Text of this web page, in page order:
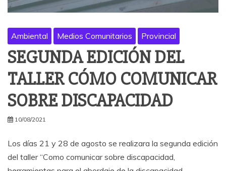
Ambiental Medios Comunitarios Provincial
SEGUNDA EDICIÓN DEL
TALLER CÓMO COMUNICAR
SOBRE DISCAPACIDAD
10/08/2021
Los días 21 y 28 de agosto se realizara la segunda edición
del taller “Como comunicar sobre discapacidad,